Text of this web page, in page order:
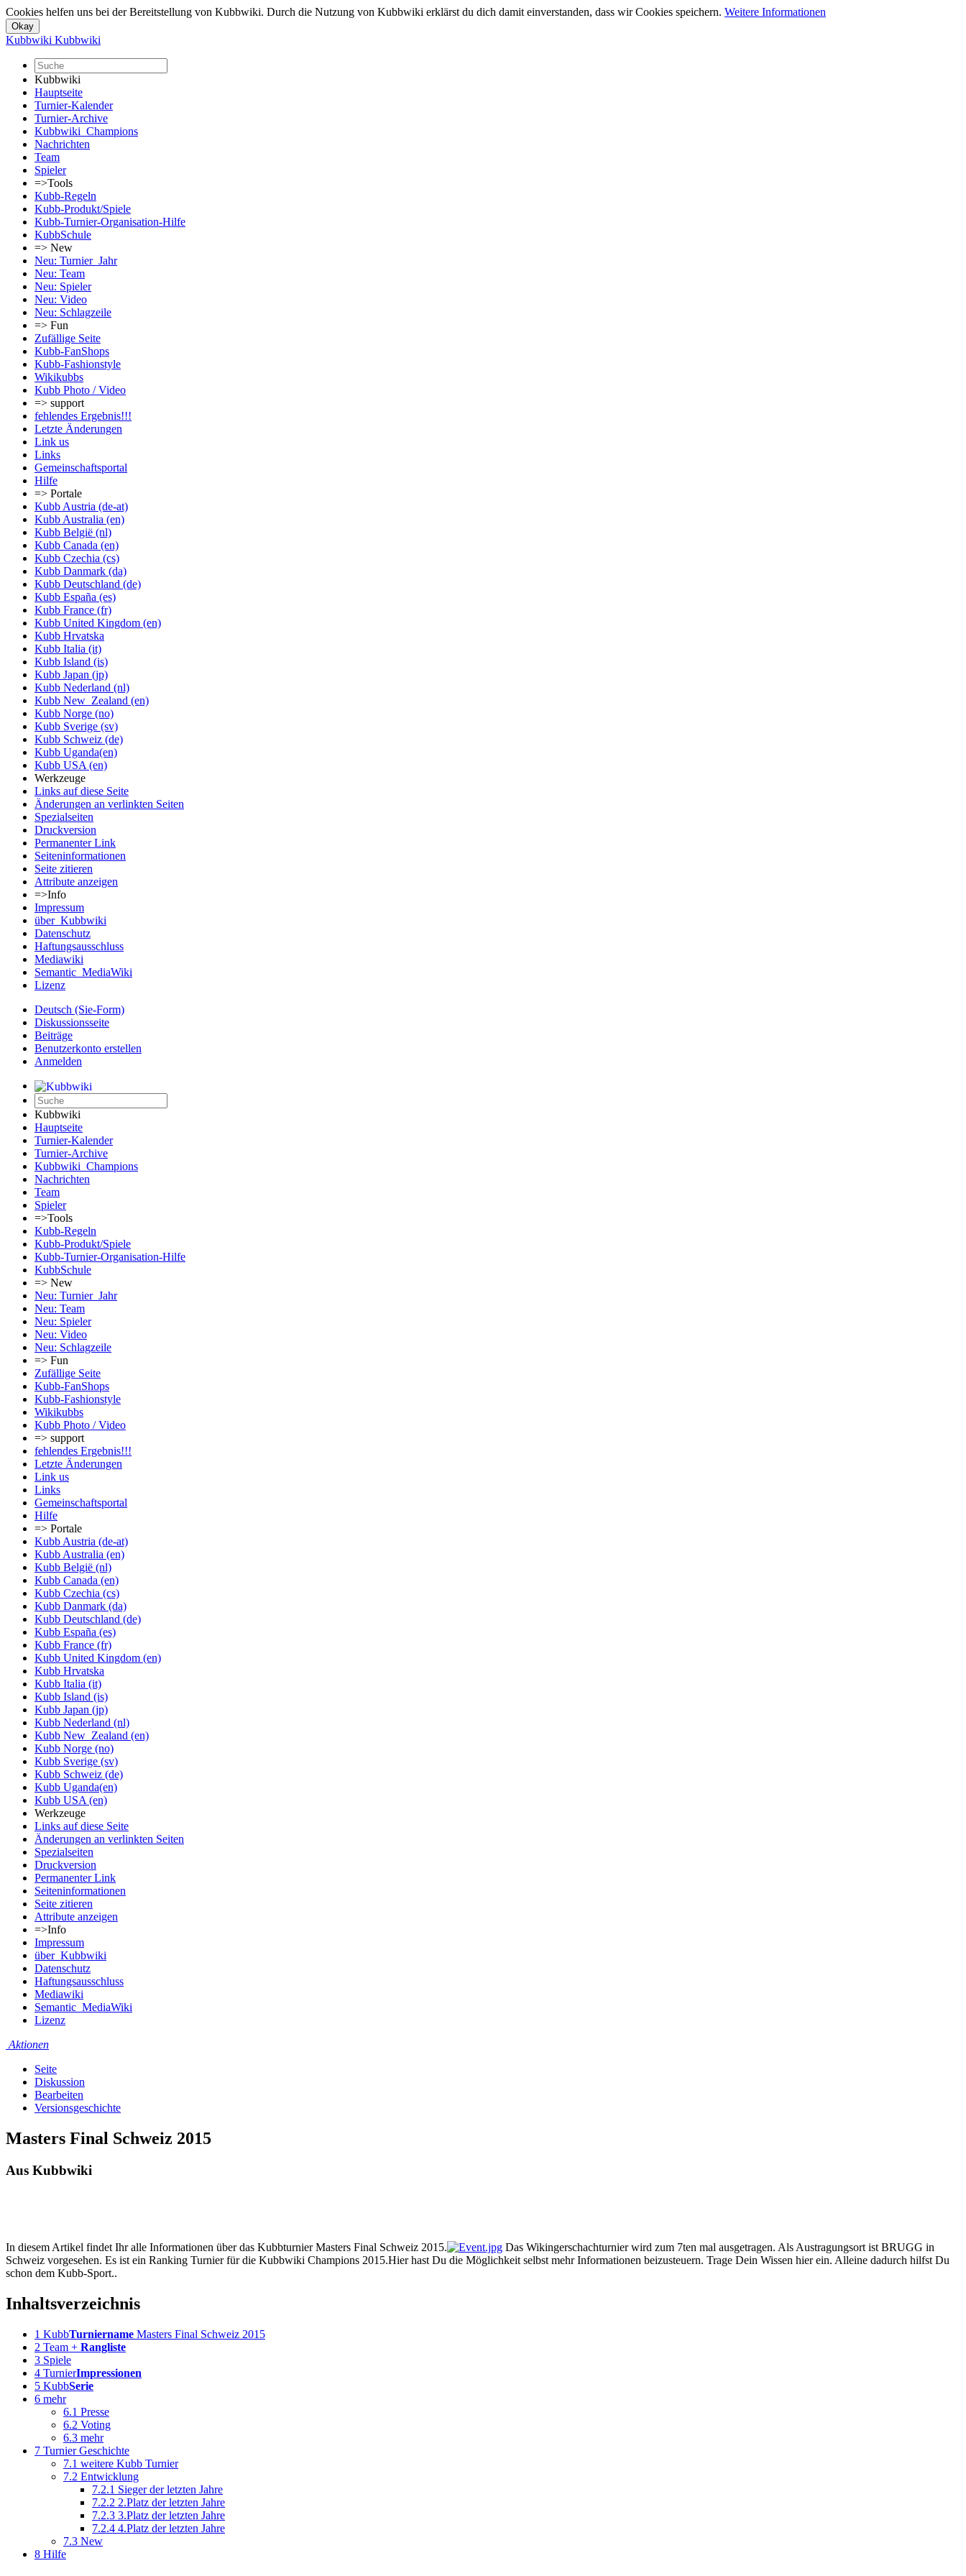
Cookies helfen uns bei der Bereitstellung von Kubbwiki. Durch die Nutzung von Kubbwiki erklärst du dich damit einverstanden, dass wir Cookies speichern. Weitere Informationen
Kubbwiki Kubbwiki
Kubbwiki
Hauptseite
Turnier-Kalender
Turnier-Archive
Kubbwiki_Champions
Nachrichten
Team
Spieler
=>Tools
Kubb-Regeln
Kubb-Produkt/Spiele
Kubb-Turnier-Organisation-Hilfe
KubbSchule
=> New
Neu: Turnier_Jahr
Neu: Team
Neu: Spieler
Neu: Video
Neu: Schlagzeile
=> Fun
Zufällige Seite
Kubb-FanShops
Kubb-Fashionstyle
Wikikubbs
Kubb Photo / Video
=> support
fehlendes Ergebnis!!!
Letzte Änderungen
Link us
Links
Gemeinschafts­portal
Hilfe
=> Portale
Kubb Austria (de-at)
Kubb Australia (en)
Kubb België (nl)
Kubb Canada (en)
Kubb Czechia (cs)
Kubb Danmark (da)
Kubb Deutschland (de)
Kubb España (es)
Kubb France (fr)
Kubb United Kingdom (en)
Kubb Hrvatska
Kubb Italia (it)
Kubb Island (is)
Kubb Japan (jp)
Kubb Nederland (nl)
Kubb New_Zealand (en)
Kubb Norge (no)
Kubb Sverige (sv)
Kubb Schweiz (de)
Kubb Uganda(en)
Kubb USA (en)
Werkzeuge
Links auf diese Seite
Änderungen an verlinkten Seiten
Spezialseiten
Druckversion
Permanenter Link
Seiten­informationen
Seite zitieren
Attribute anzeigen
=>Info
Impressum
über_Kubbwiki
Datenschutz
Haftungsausschluss
Mediawiki
Semantic_MediaWiki
Lizenz
Deutsch (Sie-Form)‎
Diskussionsseite
Beiträge
Benutzerkonto erstellen
Anmelden
Kubbwiki
Hauptseite
Turnier-Kalender
Turnier-Archive
Kubbwiki_Champions
Nachrichten
Team
Spieler
=>Tools
Kubb-Regeln
Kubb-Produkt/Spiele
Kubb-Turnier-Organisation-Hilfe
KubbSchule
=> New
Neu: Turnier_Jahr
Neu: Team
Neu: Spieler
Neu: Video
Neu: Schlagzeile
=> Fun
Zufällige Seite
Kubb-FanShops
Kubb-Fashionstyle
Wikikubbs
Kubb Photo / Video
=> support
fehlendes Ergebnis!!!
Letzte Änderungen
Link us
Links
Gemeinschafts­portal
Hilfe
=> Portale
Kubb Austria (de-at)
Kubb Australia (en)
Kubb België (nl)
Kubb Canada (en)
Kubb Czechia (cs)
Kubb Danmark (da)
Kubb Deutschland (de)
Kubb España (es)
Kubb France (fr)
Kubb United Kingdom (en)
Kubb Hrvatska
Kubb Italia (it)
Kubb Island (is)
Kubb Japan (jp)
Kubb Nederland (nl)
Kubb New_Zealand (en)
Kubb Norge (no)
Kubb Sverige (sv)
Kubb Schweiz (de)
Kubb Uganda(en)
Kubb USA (en)
Werkzeuge
Links auf diese Seite
Änderungen an verlinkten Seiten
Spezialseiten
Druckversion
Permanenter Link
Seiten­informationen
Seite zitieren
Attribute anzeigen
=>Info
Impressum
über_Kubbwiki
Datenschutz
Haftungsausschluss
Mediawiki
Semantic_MediaWiki
Lizenz
Aktionen
Seite
Diskussion
Bearbeiten
Versionsgeschichte
Masters Final Schweiz 2015
Aus Kubbwiki
In diesem Artikel findet Ihr alle Informationen über das Kubbturnier Masters Final Schweiz 2015.
Das Wikingerschachturnier wird zum 7ten mal ausgetragen. Als Austragungsort ist BRUGG in
Schweiz vorgesehen. Es ist ein Ranking Turnier für die Kubbwiki Champions 2015.Hier hast Du die Möglichkeit selbst mehr Informationen beizusteuern. Trage Dein Wissen hier ein. Alleine dadurch hilfst Du
schon dem Kubb-Sport..
Inhaltsverzeichnis
1 KubbTurniername Masters Final Schweiz 2015
2 Team + Rangliste
3 Spiele
4 TurnierImpressionen
5 KubbSerie
6 mehr
6.1 Presse
6.2 Voting
6.3 mehr
7 Turnier Geschichte
7.1 weitere Kubb Turnier
7.2 Entwicklung
7.2.1 Sieger der letzten Jahre
7.2.2 2.Platz der letzten Jahre
7.2.3 3.Platz der letzten Jahre
7.2.4 4.Platz der letzten Jahre
7.3 New
8 Hilfe